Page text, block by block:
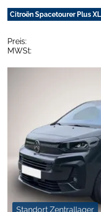
Citroën Spacetourer Plus
Preis:
MWSt:
Standort Zentrallager